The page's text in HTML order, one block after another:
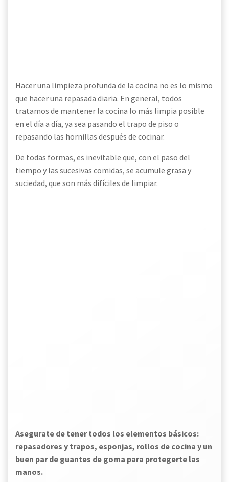
Hacer una limpieza profunda de la cocina no es lo mismo
que hacer una repasada diaria. En general, todos
tratamos de mantener la cocina lo más limpia posible
en el día a día, ya sea pasando el trapo de piso o
repasando las hornillas después de cocinar.
De todas formas, es inevitable que, con el paso del
tiempo y las sucesivas comidas, se acumule grasa y
suciedad, que son más difíciles de limpiar.
Asegurate de tener todos los elementos básicos:
repasadores y trapos, esponjas, rollos de cocina y un
buen par de guantes de goma para protegerte las
manos.